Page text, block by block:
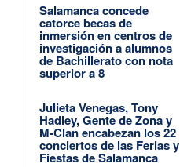
Salamanca concede
catorce becas de
inmersión en centros de
investigación a alumnos
de Bachillerato con nota
superior a 8
Julieta Venegas, Tony
Hadley, Gente de Zona y
M-Clan encabezan los 22
conciertos de las Ferias y
Fiestas de Salamanca